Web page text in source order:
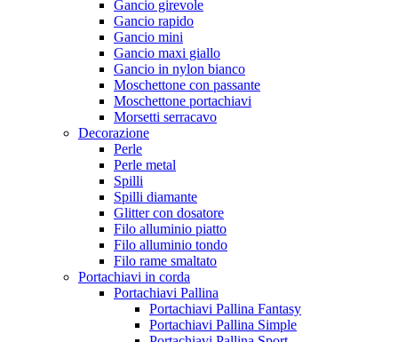
Gancio girevole
Gancio rapido
Gancio mini
Gancio maxi giallo
Gancio in nylon bianco
Moschettone con passante
Moschettone portachiavi
Morsetti serracavo
Decorazione
Perle
Perle metal
Spilli
Spilli diamante
Glitter con dosatore
Filo alluminio piatto
Filo alluminio tondo
Filo rame smaltato
Portachiavi in corda
Portachiavi Pallina
Portachiavi Pallina Fantasy
Portachiavi Pallina Simple